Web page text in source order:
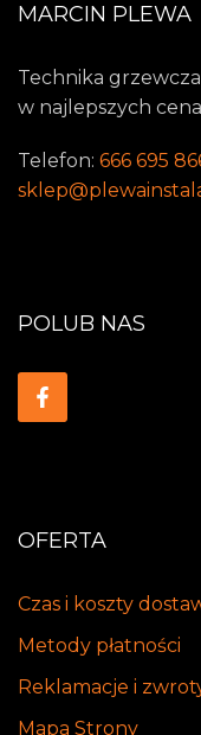
MARCIN PLEWA
Technika
w najlepszych
Telefon: 666 695
OFERTA
Czas i koszty
Metody płatności
Reklamacje i
Mapa Strony
POLUB NAS